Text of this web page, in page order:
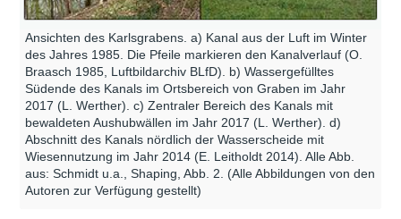
Ansichten des Karlsgrabens. a) Kanal aus der Luft im Winter
des Jahres 1985. Die Pfeile markieren den Kanalverlauf (O.
Braasch 1985, Luftbildarchiv BLfD). b) Wassergefülltes
Südende des Kanals im Ortsbereich von Graben im Jahr
2017 (L. Werther). c) Zentraler Bereich des Kanals mit
bewaldeten Aushubwällen im Jahr 2017 (L. Werther). d)
Abschnitt des Kanals nördlich der Wasserscheide mit
Wiesennutzung im Jahr 2014 (E. Leitholdt 2014). Alle Abb.
aus: Schmidt u.a., Shaping, Abb. 2. (Alle Abbildungen von den
Autoren zur Verfügung gestellt)